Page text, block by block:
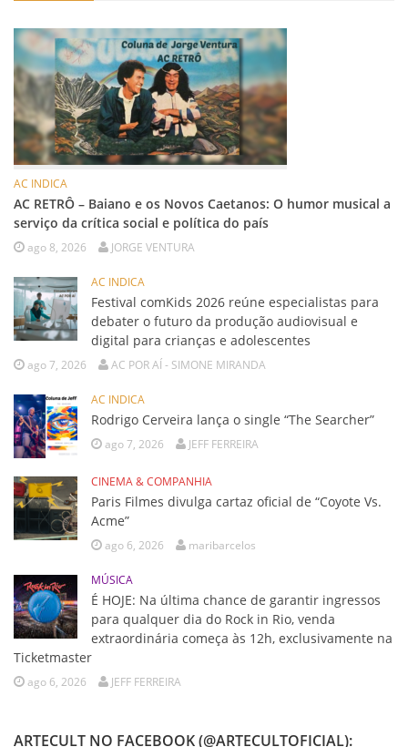
AC INDICA
AC RETRÔ – Baiano e os Novos Caetanos: O humor musical a
serviço da crítica social e política do país
ago 8, 2026 JORGE VENTURA
AC INDICA
Festival comKids 2026 reúne especialistas para
debater o futuro da produção audiovisual e
digital para crianças e adolescentes
ago 7, 2026 AC POR AÍ - SIMONE MIRANDA
AC INDICA
Rodrigo Cerveira lança o single “The Searcher”
ago 7, 2026 JEFF FERREIRA
CINEMA & COMPANHIA
Paris Filmes divulga cartaz oficial de “Coyote Vs.
Acme”
ago 6, 2026 maribarcelos
MÚSICA
É HOJE: Na última chance de garantir ingressos
para qualquer dia do Rock in Rio, venda
extraordinária começa às 12h, exclusivamente na
Ticketmaster
ago 6, 2026 JEFF FERREIRA
ARTECULT NO FACEBOOK (@ARTECULTOFICIAL):